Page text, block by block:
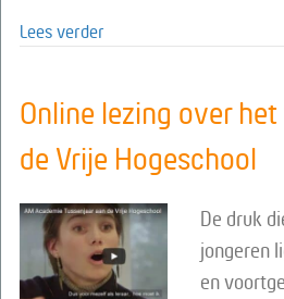
Lees verder
Online lezing over
de Vrije Hogeschool
De druk
jongeren
en